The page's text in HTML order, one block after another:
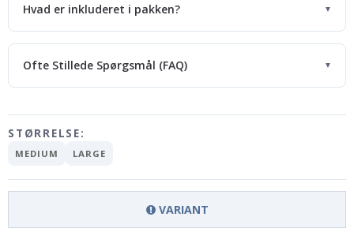
Hvad er inkluderet i pakken? ▼
Ofte Stillede Spørgsmål (FAQ) ▼
STØRRELSE:
MEDIUM LARGE
VARIANT